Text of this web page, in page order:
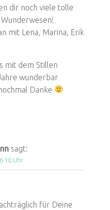
dir noch viele tolle
mit Lena, Marina, Erik
mit dem Stillen
wunderbar
Danke
sagt:
Uhr
für Deine